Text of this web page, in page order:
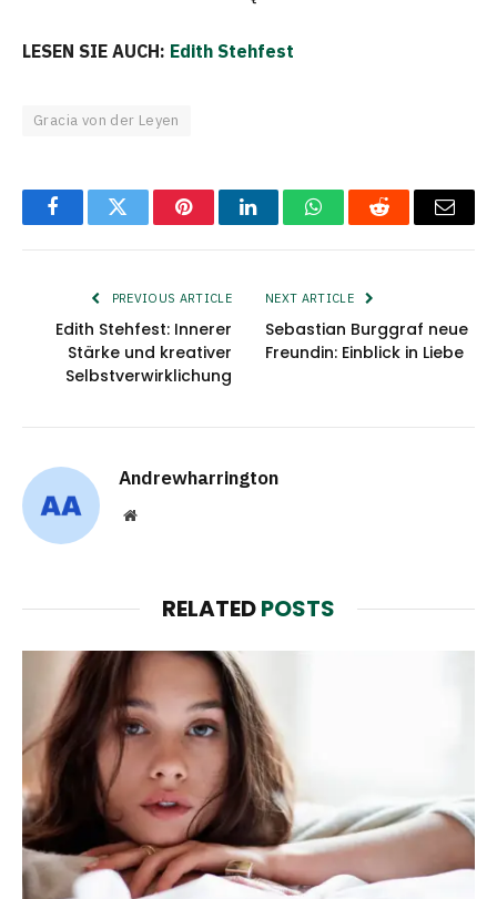
LESEN SIE AUCH: Edith Stehfest
Gracia von der Leyen
FacebookTwitter PinterestLinkedInWhatsAppReddit Email
PREVIOUS ARTICLE
Edith Stehfest: Innerer
Stärke und kreativer
Selbstverwirklichung
NEXT ARTICLE
Sebastian Burggraf neue
Freundin: Einblick in Liebe
Andrewharrington
Website
RELATEDPOSTS